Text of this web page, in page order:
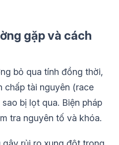
gặp và cách
bỏ qua tính đồng thời,
chấp tài nguyên (race
bị lọt qua. Biện pháp
tra nguyên tố và khóa.